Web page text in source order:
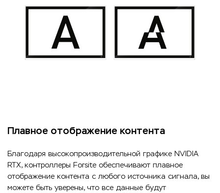
Плавное отображение контента
Благодаря высокопроизводительной графике NVIDIA
RTX, контроллеры Forsite обеспечивают плавное
отображение контента с любого источника сигнала, вы
можете быть уверены, что все данные будут